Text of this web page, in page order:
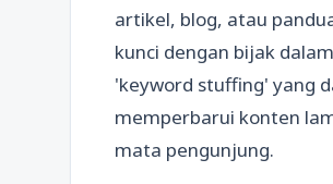
artikel, blog, atau
kunci dengan bijak
'keyword stuffing' yang
memperbarui konten
mata pengunjung.